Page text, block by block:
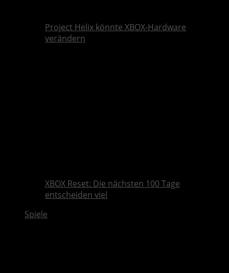
Project Helix könnte XBOX-Hardware
verändern
XBOX Reset: Die nächsten 100 Tage
entscheiden viel
Spiele